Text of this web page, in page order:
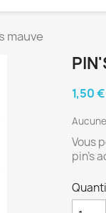
mauve
1,50 €
Vous
pin's